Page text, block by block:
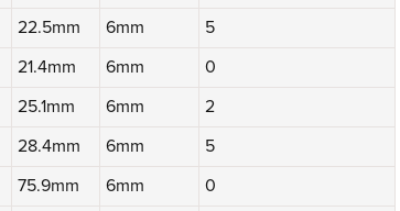
22.5mm 6mm
5
21.4mm 6mm
0
25.1mm 6mm
2
28.4mm 6mm
5
75.9mm 6mm
0